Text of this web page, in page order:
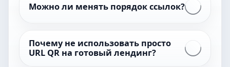
Можно ли менять порядок ссылок?
Почему не использовать просто
URL QR на готовый лендинг?